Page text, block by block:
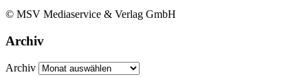
© MSV Mediaservice & Verlag GmbH
Archiv
Archiv